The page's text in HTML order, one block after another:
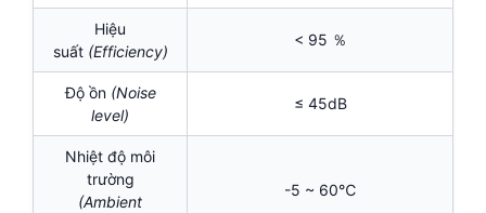
Hiệu
suất (Efficiency)
< 95 ％
Độ ồn (Noise
level)
≤ 45dB
Nhiệt độ môi
trường
(Ambient
-5 ~ 60℃